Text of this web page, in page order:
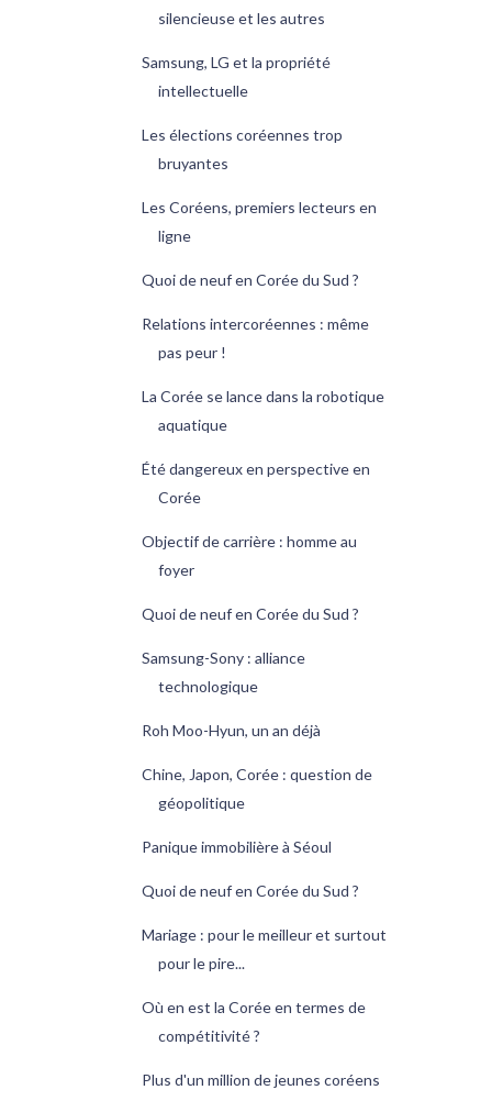
silencieuse et les autres
Samsung, LG et la propriété
intellectuelle
Les élections coréennes trop
bruyantes
Les Coréens, premiers lecteurs en
ligne
Quoi de neuf en Corée du Sud ?
Relations intercoréennes : même
pas peur !
La Corée se lance dans la robotique
aquatique
Été dangereux en perspective en
Corée
Objectif de carrière : homme au
foyer
Quoi de neuf en Corée du Sud ?
Samsung-Sony : alliance
technologique
Roh Moo-Hyun, un an déjà
Chine, Japon, Corée : question de
géopolitique
Panique immobilière à Séoul
Quoi de neuf en Corée du Sud ?
Mariage : pour le meilleur et surtout
pour le pire...
Où en est la Corée en termes de
compétitivité ?
Plus d'un million de jeunes coréens